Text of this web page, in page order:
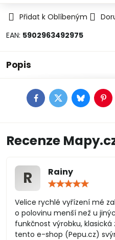
Přidat k Oblíbeným
EAN: 5902963492975
Popis
FacebookTwitterBluesky
Recenze
R Rainy
/
Velice rychlé vyřízení mé
o polovinu menší než u
funkčnost výrobku, klasická
tento e-shop (Pepu.cz)